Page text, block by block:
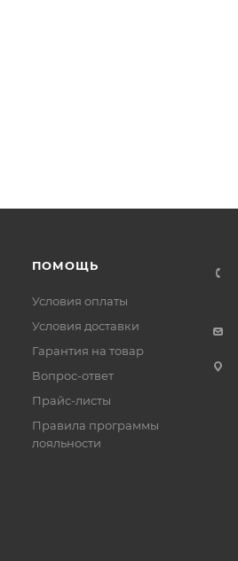
ПОМОЩЬ
Условия оплаты
Условия доставки
Гарантия на товар
Вопрос-ответ
Прайс-листы
Правила программы
лояльности